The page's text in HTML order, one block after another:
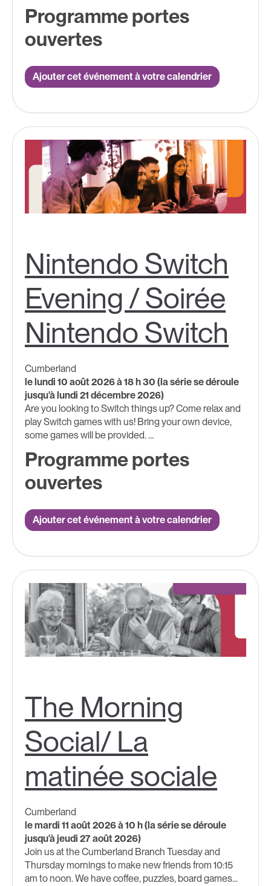
Programme portes
ouvertes
Ajouter cet événement à votre calendrier
Nintendo Switch
Evening / Soirée
Nintendo Switch
Cumberland
le lundi 10 août 2026 à 18 h 30 (la série se déroule
jusqu'à lundi 21 décembre 2026)
Are you looking to Switch things up? Come relax and
play Switch games with us! ​Bring your own device,
some games will be provided.​ ​...
Programme portes
ouvertes
Ajouter cet événement à votre calendrier
The Morning
Social/ La
matinée sociale
Cumberland
le mardi 11 août 2026 à 10 h (la série se déroule
jusqu'à jeudi 27 août 2026)
Join us at the Cumberland Branch Tuesday and
Thursday mornings to make new friends from 10:15
am to noon. We have coffee, puzzles, board games...